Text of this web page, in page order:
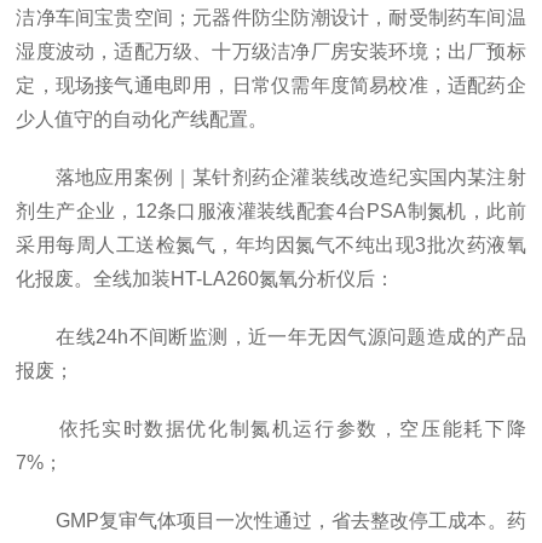
洁净车间宝贵空间；元器件防尘防潮设计，耐受制药车间温
湿度波动，适配万级、十万级洁净厂房安装环境；出厂预标
定，现场接气通电即用，日常仅需年度简易校准，适配药企
少人值守的自动化产线配置。
落地应用案例｜某针剂药企灌装线改造纪实国内某注射
剂生产企业，12条口服液灌装线配套4台PSA制氮机，此前
采用每周人工送检氮气，年均因氮气不纯出现3批次药液氧
化报废。全线加装HT-LA260氮氧分析仪后：
在线24h不间断监测，近一年无因气源问题造成的产品
报废；
依托实时数据优化制氮机运行参数，空压能耗下降
7%；
GMP复审气体项目一次性通过，省去整改停工成本。药